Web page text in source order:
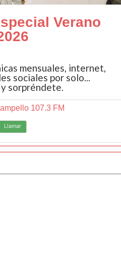
Verano
mensuales, internet,
sociales por solo...
y sorpréndete.
107.3 FM
Llamar